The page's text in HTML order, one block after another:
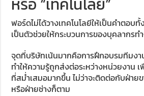
ฟอร์ดไม่ได้วางเทคโนโลยีให้เป็นคำตอบ
เป็นตัวช่วยให้กระบวนการของบุคลากรท
จุดที่บริษัทเน้นมากคือการฝึกอบรมทีมงา
ทำให้ความรู้ถูกส่งต่อระหว่างหน่วยงาน
ที่สม่ำเสมอมากขึ้น ไม่ว่าจะติดต่อกับฝ่า
หรือฝ่ายช่างก็ตาม